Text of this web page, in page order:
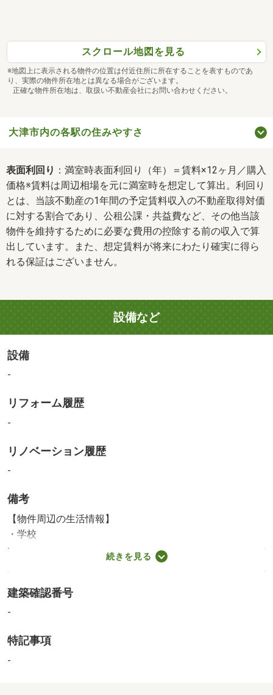
スクロール地図を見る
※地図上に表示される物件の位置は付近住所に所在することを表すものであ
り、実際の物件所在地とは異なる場合がございます。
正確な物件所在地は、取扱い不動産会社にお問い合わせください。
大津市内の各駅の住みやすさ
表面利回り ：満室時表面利回り（年）＝賃料×12ヶ月／購入
価格※賃料は周辺相場を元に満室時を想定して算出。利回り
とは、当該不動産の1年間の予定賃料収入の不動産取得対価
に対する割合であり、公租公課・共益費など、その他当該
物件を維持するために必要な費用の控除する前の収入で算
出しています。また、想定賃料が将来にわたり確実に得ら
れる保証はございません。
設備など
設備
-
リフォーム履歴
-
リノベーション履歴
-
備考
【物件周辺の生活情報】
・学校
田上小学校（2,300m）、田上中学校（4,120m）
ア（1,989m）
・その他施設
（473m）
続きを見る
建築確認番号
-
特記事項
-